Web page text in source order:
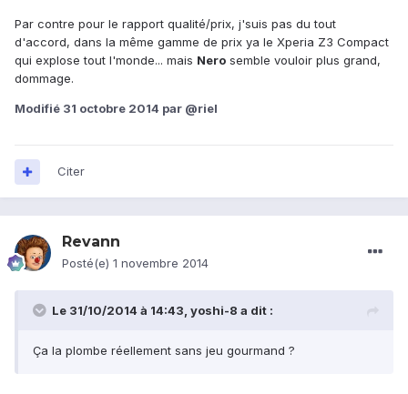
Par contre pour le rapport qualité/prix, j'suis pas du tout
d'accord, dans la même gamme de prix ya le Xperia Z3 Compact
qui explose tout l'monde... mais Nero semble vouloir plus grand,
dommage.
Modifié 31 octobre 2014 par @riel
Citer
Revann
Posté(e) 1 novembre 2014
Le 31/10/2014 à 14:43, yoshi-8 a dit :
Ça la plombe réellement sans jeu gourmand ?